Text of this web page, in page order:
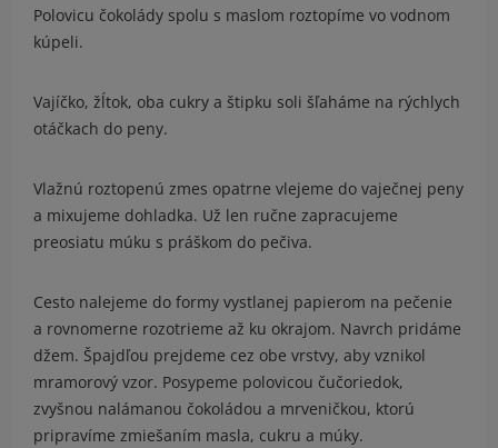
Polovicu čokolády spolu s maslom roztopíme vo vodnom
kúpeli.
Vajíčko, žĺtok, oba cukry a štipku soli šľaháme na rýchlych
otáčkach do peny.
Vlažnú roztopenú zmes opatrne vlejeme do vaječnej peny
a mixujeme dohladka. Už len ručne zapracujeme
preosiatu múku s práškom do pečiva.
Cesto nalejeme do formy vystlanej papierom na pečenie
a rovnomerne rozotrieme až ku okrajom. Navrch pridáme
džem. Špajdľou prejdeme cez obe vrstvy, aby vznikol
mramorový vzor. Posypeme polovicou čučoriedok,
zvyšnou nalámanou čokoládou a mrveničkou, ktorú
pripravíme zmiešaním masla, cukru a múky.